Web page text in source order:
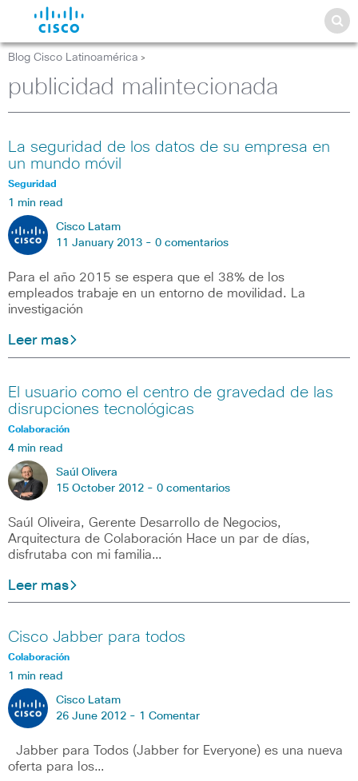
Blog Cisco Latinoamérica >
publicidad malintecionada
La seguridad de los datos de su empresa en
un mundo móvil
Seguridad
1 min read
Cisco Latam
11 January 2013 - 0 comentarios
Para el año 2015 se espera que el 38% de los
empleados trabaje en un entorno de movilidad. La
investigación
Leer mas
El usuario como el centro de gravedad de las
disrupciones tecnológicas
Colaboración
4 min read
Saúl Olivera
15 October 2012 - 0 comentarios
Saúl Oliveira, Gerente Desarrollo de Negocios,
Arquitectura de Colaboración Hace un par de días,
disfrutaba con mi familia…
Leer mas
Cisco Jabber para todos
Colaboración
1 min read
Cisco Latam
26 June 2012 - 1 Comentar
Jabber para Todos (Jabber for Everyone) es una nueva
oferta para los…